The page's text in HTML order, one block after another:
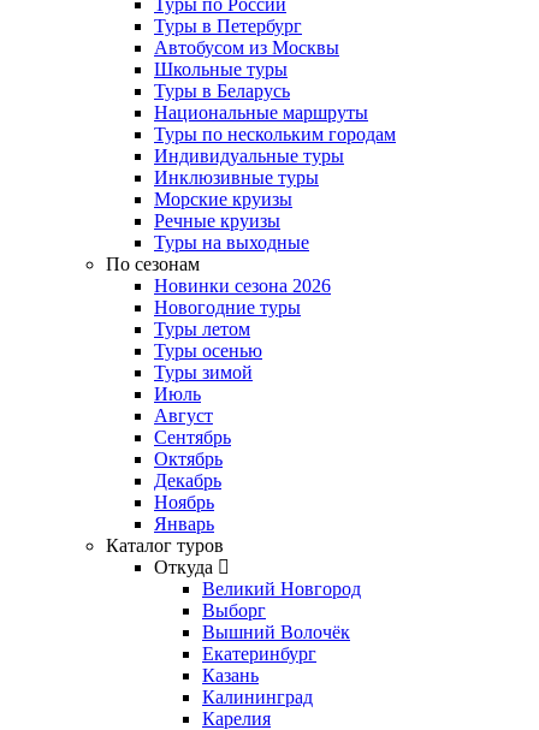
Туры по России
Туры в Петербург
Автобусом из Москвы
Школьные туры
Туры в Беларусь
Национальные маршруты
Туры по нескольким городам
Индивидуальные туры
Инклюзивные туры
Морские круизы
Речные круизы
Туры на выходные
По сезонам
Новинки сезона 2026
Новогодние туры
Туры летом
Туры осенью
Туры зимой
Июль
Август
Сентябрь
Октябрь
Декабрь
Ноябрь
Январь
Каталог туров
Откуда
Великий Новгород
Выборг
Вышний Волочёк
Екатеринбург
Казань
Калининград
Карелия